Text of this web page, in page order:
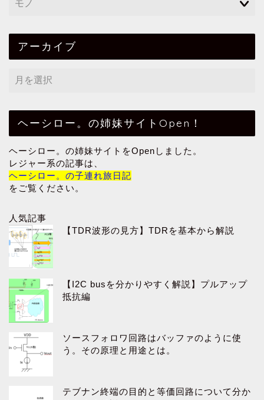
アーカイブ
ヘーシロー。の姉妹サイトOpen！
ヘーシロー。の姉妹サイトをOpenしました。
レジャー系の記事は、
ヘーシロー。の子連れ旅日記
をご覧ください。
人気記事
【TDR波形の見方】TDRを基本から解説
【I2C busを分かりやすく解説】プルアップ
抵抗編
ソースフォロワ回路はバッファのように使
う。その原理と用途とは。
テブナン終端の目的と等価回路について分か